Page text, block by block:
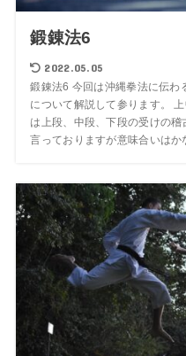
鍛錬法6
2022.05.05
鍛錬法6 今回は沖縄拳法に伝わ
について解説して参ります。
は上段、中段、下段の受けの
言っておりますが意味合いはか